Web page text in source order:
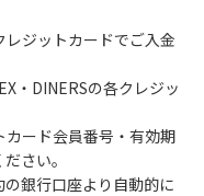
止させていただきま
レジットカードでご入金
・DINERSの各クレジッ
ード会員番号・有効期
さい。
銀行口座より自動的に